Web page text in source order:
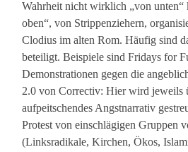
Wahrheit nicht wirklich „von unten“
oben“, von Strippenziehern,
Clodius im alten Rom. Häufig sind
beteiligt. Beispiele sind Fridays for
Demonstrationen gegen die
2.0 von Correctiv: Hier wird jeweils
aufpeitschendes Angstnarrativ
Protest von einschlägigen Gruppen
(Linksradikale, Kirchen, Ökos,